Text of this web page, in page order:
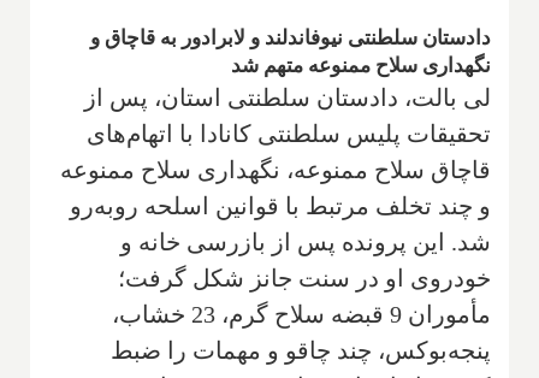
دادستان سلطنتی نیوفاندلند و لابرادور به قاچاق و
نگهداری سلاح ممنوعه متهم شد
لی بالت، دادستان سلطنتی استان، پس از
تحقیقات پلیس سلطنتی کانادا با اتهام‌های
قاچاق سلاح ممنوعه، نگهداری سلاح ممنوعه
و چند تخلف مرتبط با قوانین اسلحه روبه‌رو
شد. این پرونده پس از بازرسی خانه و
خودروی او در سنت جانز شکل گرفت؛
مأموران 9 قبضه سلاح گرم، 23 خشاب،
پنجه‌بوکس، چند چاقو و مهمات را ضبط